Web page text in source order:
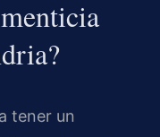
tener un